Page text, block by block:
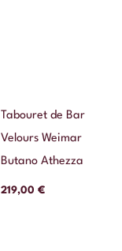
Tabouret de Bar
Velours Weimar
Butano Athezza
219,00 €